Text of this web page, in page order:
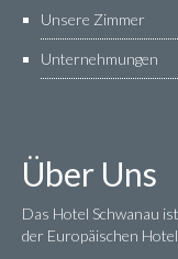
Unsere Zimmer
Unternehmungen
Über Uns
Das Hotel Schwanau
der Europäischen